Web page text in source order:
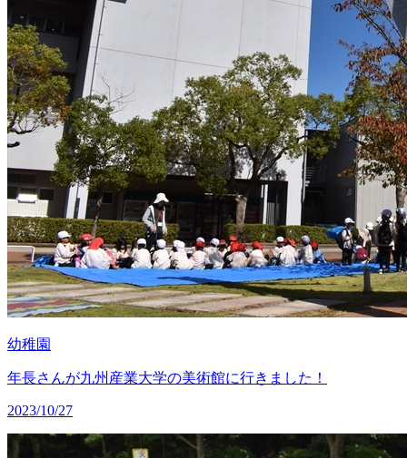
幼稚園
年長さんが九州産業大学の美術館に行きました！
2023/10/27